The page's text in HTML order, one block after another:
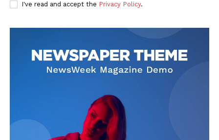
I've read and accept the Privacy Policy.